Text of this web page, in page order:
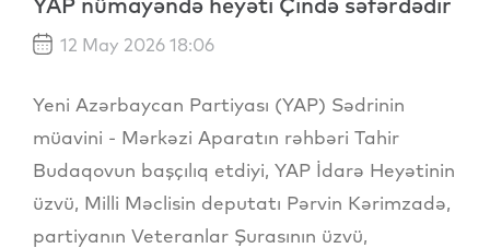
12 May 2026 18:06
Yeni Azərbaycan Partiyası (YAP) Sədrinin
müavini - Mərkəzi Aparatın rəhbəri Tahir
Budaqovun başçılıq etdiyi, YAP İdarə Heyətinin
üzvü, Milli Məclisin deputatı Pərvin Kərimzadə,
partiyanın Veteranlar Şurasının üzvü,